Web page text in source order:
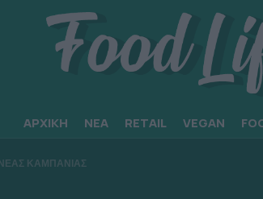
ΑΡΧΙΚΗ ΝΕΑ RETAIL VEGAN
ΝΕΑΣ ΚΑΜΠΑΝΙΑΣ